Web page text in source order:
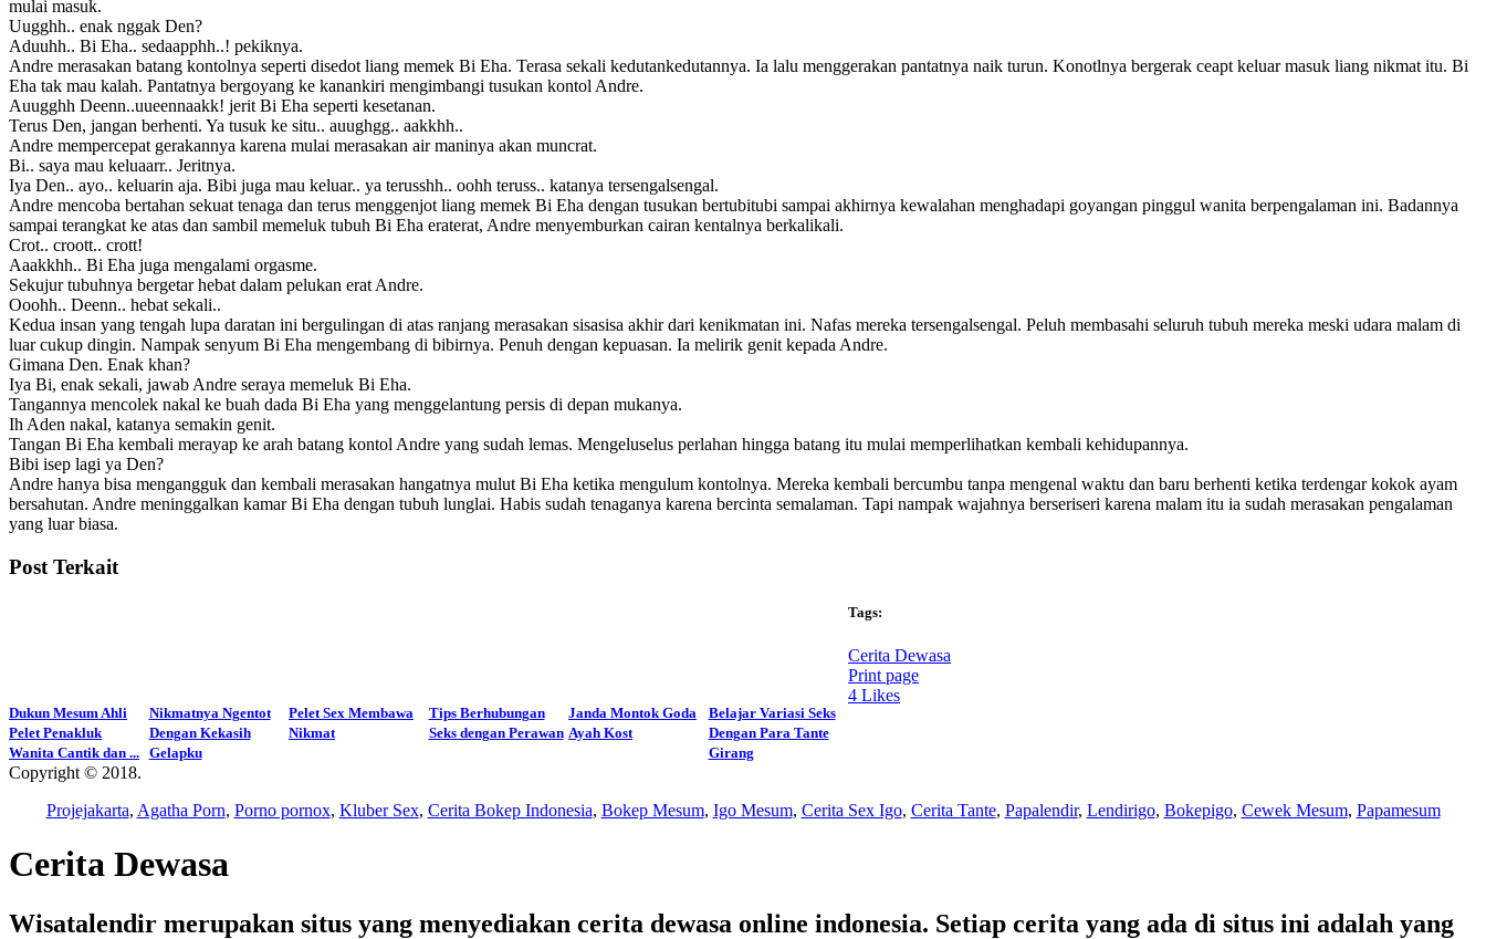
mulai masuk.
Uugghh.. enak nggak Den?
Aduuhh.. Bi Eha.. sedaapphh..! pekiknya.
Andre merasakan batang kontolnya seperti disedot liang memek Bi Eha. Terasa sekali kedutankedutannya. Ia lalu menggerakan pantatnya naik turun. Konotlnya bergerak ceapt keluar masuk liang nikmat itu. Bi
Eha tak mau kalah. Pantatnya bergoyang ke kanankiri mengimbangi tusukan kontol Andre.
Auugghh Deenn..uueennaakk! jerit Bi Eha seperti kesetanan.
Terus Den, jangan berhenti. Ya tusuk ke situ.. auughgg.. aakkhh..
Andre mempercepat gerakannya karena mulai merasakan air maninya akan muncrat.
Bi.. saya mau keluaarr.. Jeritnya.
Iya Den.. ayo.. keluarin aja. Bibi juga mau keluar.. ya terusshh.. oohh teruss.. katanya tersengalsengal.
Andre mencoba bertahan sekuat tenaga dan terus menggenjot liang memek Bi Eha dengan tusukan bertubitubi sampai akhirnya kewalahan menghadapi goyangan pinggul wanita berpengalaman ini. Badannya
sampai terangkat ke atas dan sambil memeluk tubuh Bi Eha eraterat, Andre menyemburkan cairan kentalnya berkalikali.
Crot.. croott.. crott!
Aaakkhh.. Bi Eha juga mengalami orgasme.
Sekujur tubuhnya bergetar hebat dalam pelukan erat Andre.
Ooohh.. Deenn.. hebat sekali..
Kedua insan yang tengah lupa daratan ini bergulingan di atas ranjang merasakan sisasisa akhir dari kenikmatan ini. Nafas mereka tersengalsengal. Peluh membasahi seluruh tubuh mereka meski udara malam di
luar cukup dingin. Nampak senyum Bi Eha mengembang di bibirnya. Penuh dengan kepuasan. Ia melirik genit kepada Andre.
Gimana Den. Enak khan?
Iya Bi, enak sekali, jawab Andre seraya memeluk Bi Eha.
Tangannya mencolek nakal ke buah dada Bi Eha yang menggelantung persis di depan mukanya.
Ih Aden nakal, katanya semakin genit.
Tangan Bi Eha kembali merayap ke arah batang kontol Andre yang sudah lemas. Mengeluselus perlahan hingga batang itu mulai memperlihatkan kembali kehidupannya.
Bibi isep lagi ya Den?
Andre hanya bisa mengangguk dan kembali merasakan hangatnya mulut Bi Eha ketika mengulum kontolnya. Mereka kembali bercumbu tanpa mengenal waktu dan baru berhenti ketika terdengar kokok ayam
bersahutan. Andre meninggalkan kamar Bi Eha dengan tubuh lunglai. Habis sudah tenaganya karena bercinta semalaman. Tapi nampak wajahnya berseriseri karena malam itu ia sudah merasakan pengalaman
yang luar biasa.
Post Terkait
Dukun Mesum Ahli
Pelet Penakluk
Wanita Cantik dan ...
Nikmatnya Ngentot
Dengan Kekasih
Gelapku
Pelet Sex Membawa
Nikmat
Tips Berhubungan
Seks dengan Perawan
Janda Montok Goda
Ayah Kost
Belajar Variasi Seks
Dengan Para Tante
Girang
Tags:
Cerita Dewasa
Print page
4 Likes
Copyright © 2018.
Projejakarta, Agatha Porn, Porno pornox, Kluber Sex, Cerita Bokep Indonesia, Bokep Mesum, Igo Mesum, Cerita Sex Igo, Cerita Tante, Papalendir, Lendirigo, Bokepigo, Cewek Mesum, Papamesum
Cerita Dewasa
Wisatalendir merupakan situs yang menyediakan cerita dewasa online indonesia. Setiap cerita yang ada di situs ini adalah yang